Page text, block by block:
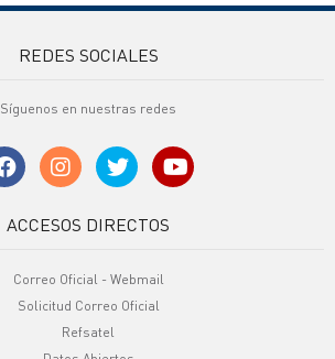
REDES SOCIALES
Síguenos en nuestras redes
ACCESOS DIRECTOS
Correo Oficial - Webmail
Solicitud Correo Oficial
Refsatel